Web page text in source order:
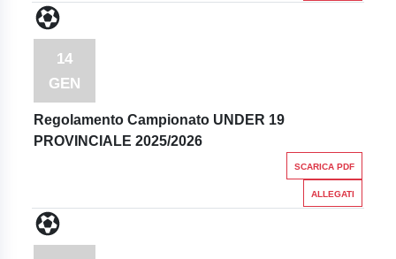
14
GEN
Regolamento Campionato UNDER 19
PROVINCIALE 2025/2026
SCARICA PDF
ALLEGATI